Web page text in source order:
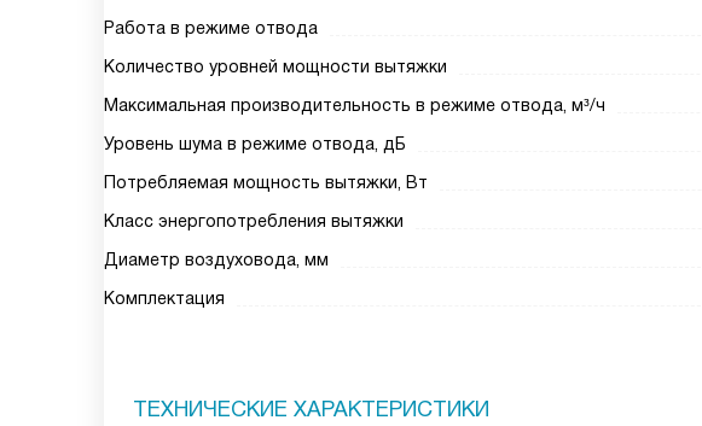
Работа в режиме отвода
Количество уровней мощности вытяжки
Максимальная производительность в режиме отвода, м³/ч
Уровень шума в режиме отвода, дБ
Потребляемая мощность вытяжки, Вт
Класс энергопотребления вытяжки
Диаметр воздуховода, мм
Комплектация
ТЕХНИЧЕСКИЕ ХАРАКТЕРИСТИКИ